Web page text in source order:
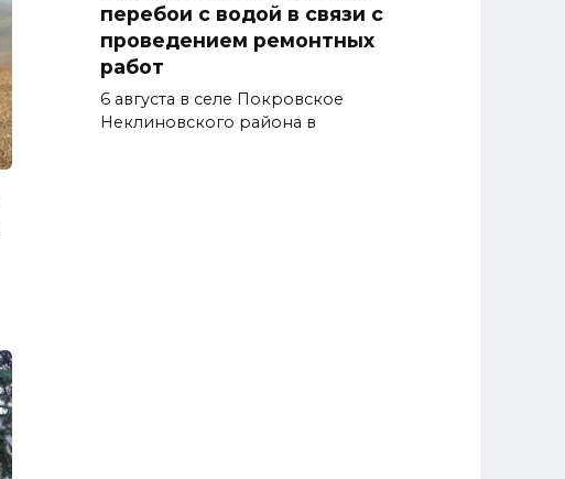
перебои с водой в связи с
проведением ремонтных
работ
6 августа в селе Покровское
Неклиновского района в